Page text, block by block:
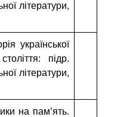
літератури,
української
підр.
літератури,
на пам’ять.